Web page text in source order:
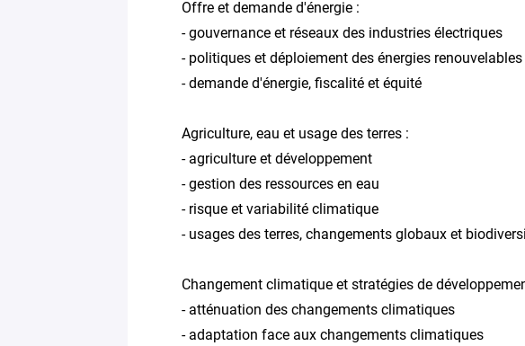
Offre et demande d'énergie :
- gouvernance et réseaux des industries électriques
- politiques et déploiement des énergies renouvelables
- demande d'énergie, fiscalité et équité
Agriculture, eau et usage des terres :
- agriculture et développement
- gestion des ressources en eau
- risque et variabilité climatique
- usages des terres, changements globaux et
Changement climatique et stratégies de
- atténuation des changements climatiques
- adaptation face aux changements climatiques